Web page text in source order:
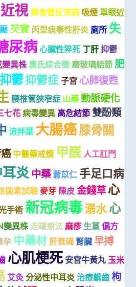
近視 胃食管反流病 吸煙 單眼近
芡實 丙型病毒性肝炎 廁所 失
尿病心臟性猝死 丁肝 抑鬱
異株 唐氏綜合徵 磨玻璃結節 肥
抑鬱抑鬱症 子宮 心肺復甦
腰椎管狹窄症 山藥 動脈硬化
七花 病毒變異 高危結節 雙酚類
涼拌菜 大腸癌膝骨關
中醫藥戒煙 甲醛人工肛門
炎中藥 薏苡仁 手足口病
菌素試驗 麥芽 陳皮 金錢草心
手術 新冠病毒溺水心
變異株 走罐療法 麻疹 生薑 偏方
孕 中藥材 肝衰竭 腎臟 早搏
心肌梗死 安宮牛黃丸 玉米
艾灸 分泌性中耳炎 治療齲齒 枸